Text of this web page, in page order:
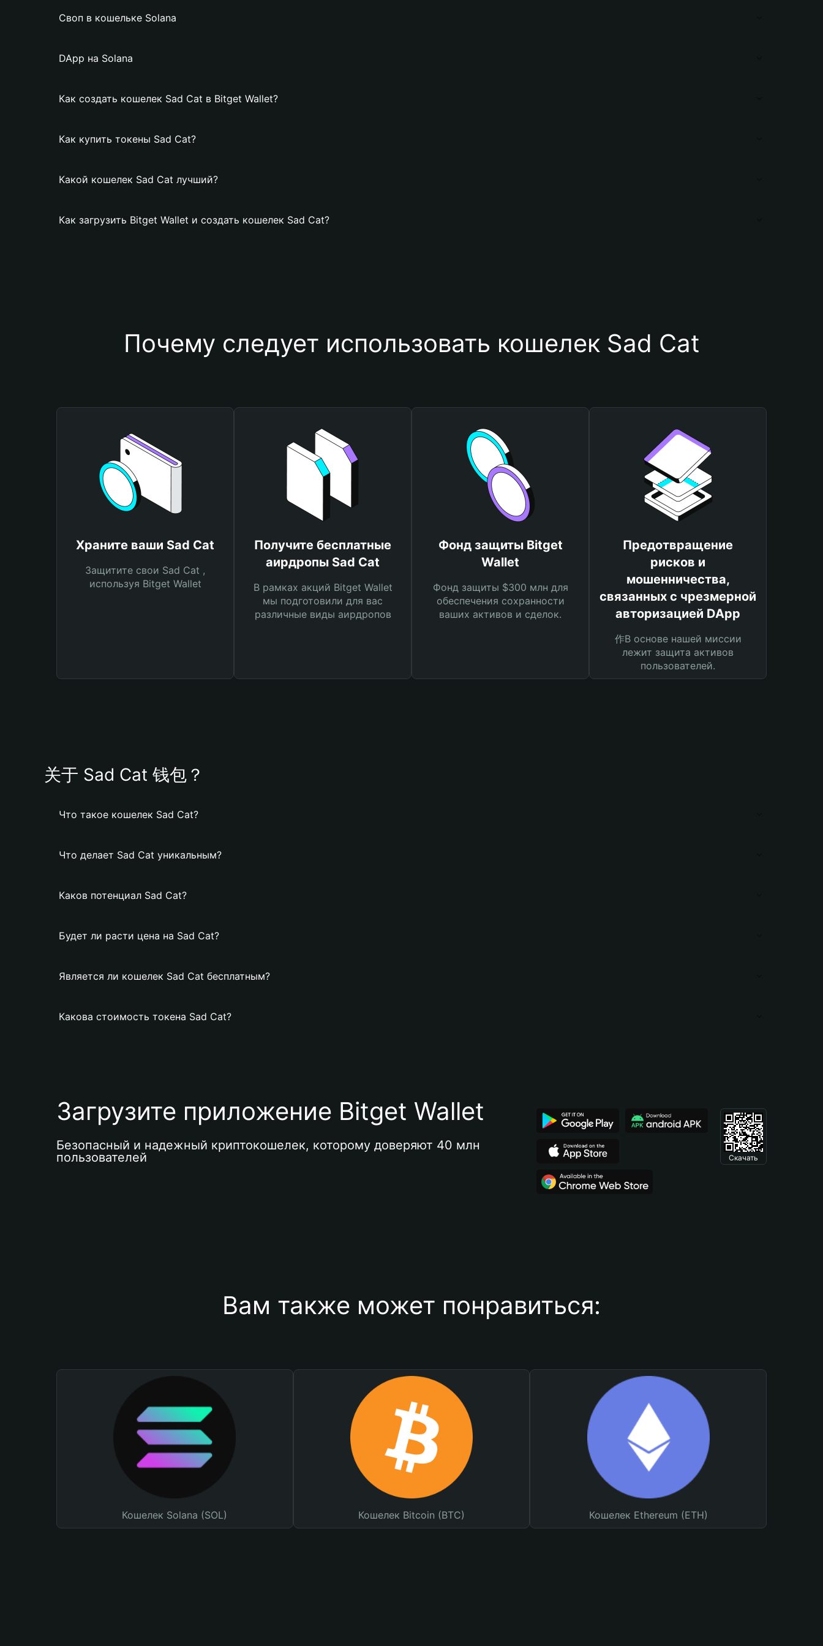
Своп в кошельке Solana
DApp на Solana
Как создать кошелек Sad Cat в Bitget Wallet?
Как купить токены Sad Cat?
Какой кошелек Sad Cat лучший?
Как загрузить Bitget Wallet и создать кошелек Sad Cat?
Почему следует использовать кошелек Sad Cat
Храните ваши Sad Cat
Защитите свои Sad Cat ,
используя Bitget Wallet
Получите бесплатные
аирдропы Sad Cat
В рамках акций Bitget Wallet
мы подготовили для вас
различные виды аирдропов
Фонд защиты Bitget
Wallet
Фонд защиты $300 млн для
обеспечения сохранности
ваших активов и сделок.
Предотвращение
рисков и
мошенничества,
связанных с чрезмерной
авторизацией DApp
作В основе нашей миссии
лежит защита активов
пользователей.
关于 Sad Cat 钱包？
Что такое кошелек Sad Cat?
Что делает Sad Cat уникальным?
Каков потенциал Sad Cat?
Будет ли расти цена на Sad Cat?
Является ли кошелек Sad Cat бесплатным?
Какова стоимость токена Sad Cat?
Загрузите приложение Bitget Wallet
Безопасный и надежный криптокошелек, которому доверяют 40 млн
пользователей
Скачать
Вам также может понравиться:
Кошелек Solana (SOL) Кошелек Bitcoin (BTC) Кошелек Ethereum (ETH)